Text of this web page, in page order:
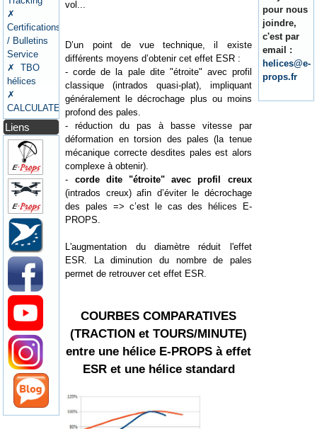
✗
Certifications
/ Bulletins
Service
✗ TBO
hélices
✗
CALCULATEURS
Liens
vol...
D’un point de vue technique, il existe
différents moyens d’obtenir cet effet ESR :
- corde de la pale dite "étroite" avec profil
classique (intrados quasi-plat), impliquant
généralement le décrochage plus ou moins
profond des pales.
- réduction du pas à basse vitesse par
déformation en torsion des pales (la tenue
mécanique correcte desdites pales est alors
complexe à obtenir).
- corde dite "étroite" avec profil creux
(intrados creux) afin d’éviter le décrochage
des pales => c’est le cas des hélices E-
PROPS.
L'augmentation du diamètre réduit l'effet
ESR. La diminution du nombre de pales
permet de retrouver cet effet ESR.
COURBES COMPARATIVES
(TRACTION et TOURS/MINUTE)
entre une hélice E-PROPS à effet
ESR et une hélice standard
pour nous
joindre,
c'est par
email :
helices@e-
props.fr